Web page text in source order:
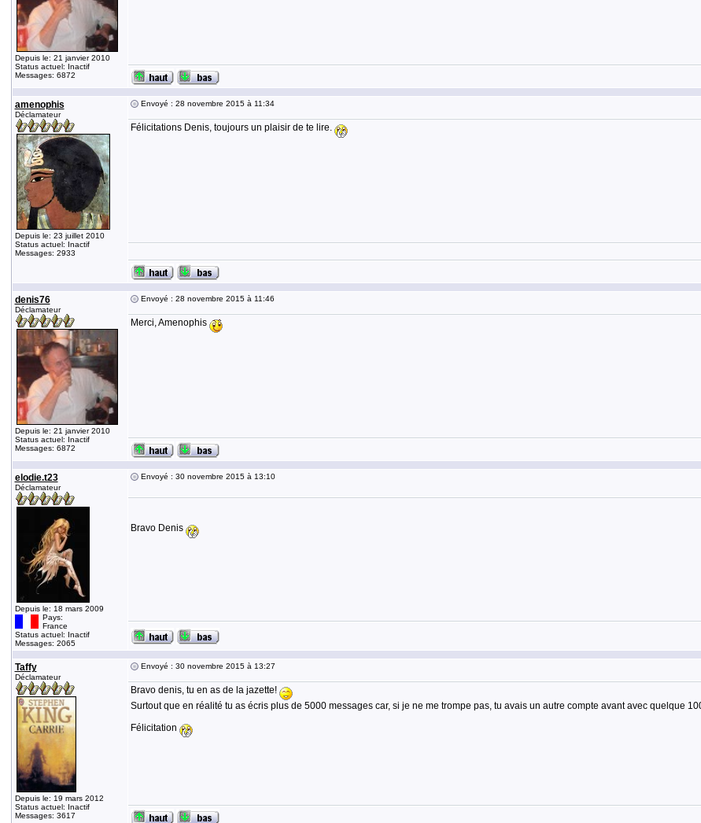
Depuis le: 21 janvier 2010
Status actuel: Inactif
Messages: 6872
amenophis
Déclamateur
Depuis le: 23 juillet 2010
Status actuel: Inactif
Messages: 2933
Envoyé : 28 novembre 2015 à 11:34
Félicitations Denis, toujours un plaisir de te lire.
denis76
Déclamateur
Depuis le: 21 janvier 2010
Status actuel: Inactif
Messages: 6872
Envoyé : 28 novembre 2015 à 11:46
Merci, Amenophis
elodie.t23
Déclamateur
Depuis le: 18 mars 2009
Pays:
France
Status actuel: Inactif
Messages: 2065
Envoyé : 30 novembre 2015 à 13:10
Bravo Denis
Taffy
Déclamateur
Depuis le: 19 mars 2012
Status actuel: Inactif
Messages: 3617
Envoyé : 30 novembre 2015 à 13:27
Bravo denis, tu en as de la jazette!
Surtout que en réalité tu as écris plus de 5000 messages car, si je ne me trompe pas, tu avais un autre compte avant avec quelque
Félicitation